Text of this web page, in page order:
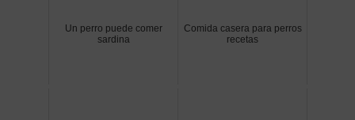
Un perro puede comer
sardina
Comida casera para perros
recetas